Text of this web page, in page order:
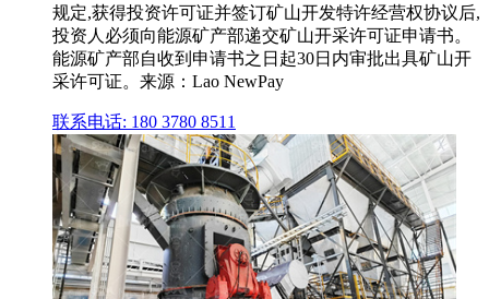
规定,获得投资许可证并签订矿山开发特许经营权协议后,
投资人必须向能源矿产部递交矿山开采许可证申请书。
能源矿产部自收到申请书之日起30日内审批出具矿山开
采许可证。来源：Lao NewPay
联系电话: 180 3780 8511